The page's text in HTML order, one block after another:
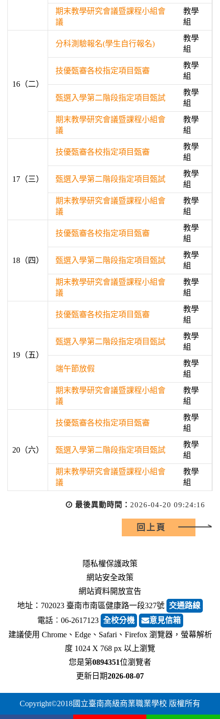
期末教學研究會議暨課程小組會
議
教學
組
16（二）
分科測驗報名(學生自行報名)
教學
組
技優甄審各校指定項目甄審
教學
組
甄選入學第二階段指定項目甄試
教學
組
期末教學研究會議暨課程小組會
議
教學
組
17（三）
技優甄審各校指定項目甄審
教學
組
甄選入學第二階段指定項目甄試
教學
組
期末教學研究會議暨課程小組會
議
教學
組
18（四）
技優甄審各校指定項目甄審
教學
組
甄選入學第二階段指定項目甄試
教學
組
期末教學研究會議暨課程小組會
議
教學
組
19（五）
技優甄審各校指定項目甄審
教學
組
甄選入學第二階段指定項目甄試
教學
組
端午節放假
教學
組
期末教學研究會議暨課程小組會
議
教學
組
20（六）
技優甄審各校指定項目甄審
教學
組
甄選入學第二階段指定項目甄試
教學
組
期末教學研究會議暨課程小組會
議
教學
組
最後異動時間： 2026-04-20 09:24:16
回上頁
隱私權保護政策
網站安全政策
網站資料開放宣告
地址：702023 臺南市南區健康路一段327號 交通路線
電話︰06-2617123 全校分機
意見信箱
建議使用 Chrome、Edge、Safari、Firefox 瀏覽器，螢幕解析
度 1024 X 768 px 以上瀏覽
您是第0894351位瀏覽者
更新日期2026-08-07
Copyright©2018國立臺南高級商業職業學校 版權所有